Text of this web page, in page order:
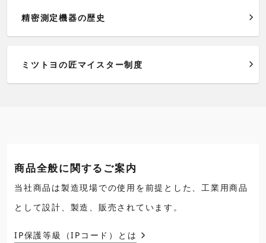
精密測定機器の歴史
ミツトヨの匠マイスター制度
商品全般に関するご案内
当社商品は製造現場での使用を前提とした、工業用商品
として設計、製造、販売されています。
IP保護等級（IPコード）とは